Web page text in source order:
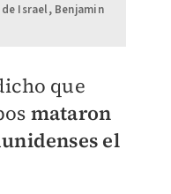
Israel, Benjamin
que
mataron
el